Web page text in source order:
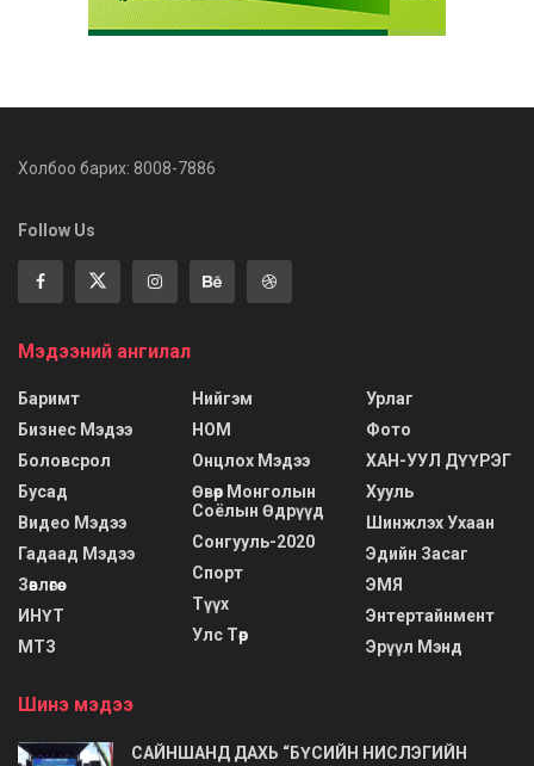
Холбоо барих: 8008-7886
Follow Us
Мэдээний ангилал
Баримт
Бизнес Мэдээ
Боловсрол
Бусад
Видео Мэдээ
Гадаад Мэдээ
Зөвлөгөө
ИНҮТ
МТЗ
Нийгэм
НОМ
Онцлох Мэдээ
Өвөр Монголын
Соёлын Өдрүүд
Сонгууль-2020
Спорт
Түүх
Улс Төр
Урлаг
Фото
ХАН-УУЛ ДҮҮРЭГ
Хууль
Шинжлэх Ухаан
Эдийн Засаг
ЭМЯ
Энтертайнмент
Эрүүл Мэнд
Шинэ мэдээ
САЙНШАНД ДАХЬ “БҮСИЙН НИСЛЭГИЙН